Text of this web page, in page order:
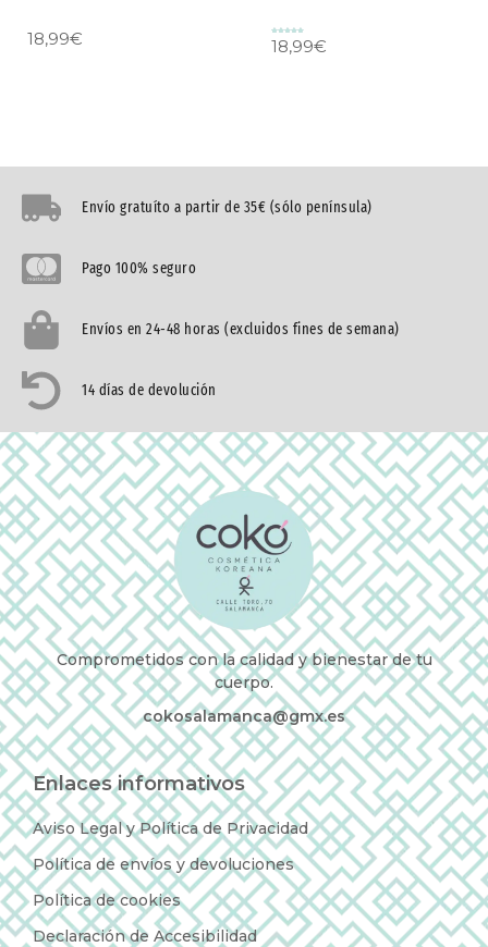
18,99€
con
5.00
18,99€
Envío gratuíto a partir de 35€ (sólo península)
Pago 100% seguro
Envíos en 24-48 horas (excluidos fines de semana)
14 días de devolución
Comprometidos con la calidad y bienestar de tu
cuerpo.
cokosalamanca@gmx.es
Enlaces informativos
Aviso Legal y Política de Privacidad
Política de envíos y devoluciones
Política de cookies
Declaración de Accesibilidad